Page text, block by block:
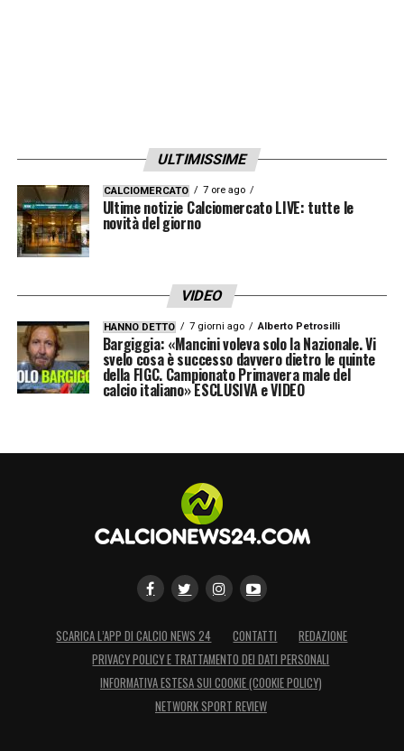
LA PLAYLIST DELLE NOSTRE TOP NEWS
ULTIMISSIME
CALCIOMERCATO 7 ore ago
Ultime notizie Calciomercato LIVE: tutte le
novità del giorno
VIDEO
HANNO DETTO 7 giorni ago Alberto Petrosilli
Bargiggia: «Mancini voleva solo la Nazionale. Vi
svelo cosa è successo davvero dietro le quinte
della FIGC. Campionato Primavera male del
calcio italiano» ESCLUSIVA e VIDEO
SCARICA L’APP DI CALCIO NEWS 24 CONTATTI
REDAZIONE
PRIVACY POLICY E TRATTAMENTO DEI DATI PERSONALI
INFORMATIVA ESTESA SUI COOKIE (COOKIE POLICY)
NETWORK SPORT REVIEW